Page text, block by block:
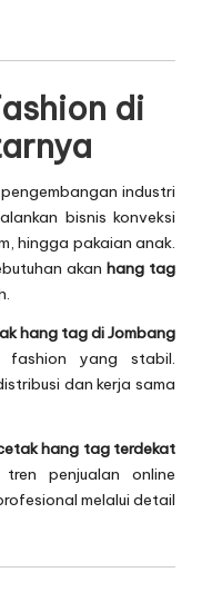
di
industri
bisnis konveksi
hingga pakaian anak.
akan hang tag
hang tag di Jombang
fashion yang stabil.
dan kerja sama
hang tag terdekat
penjualan online
melalui detail